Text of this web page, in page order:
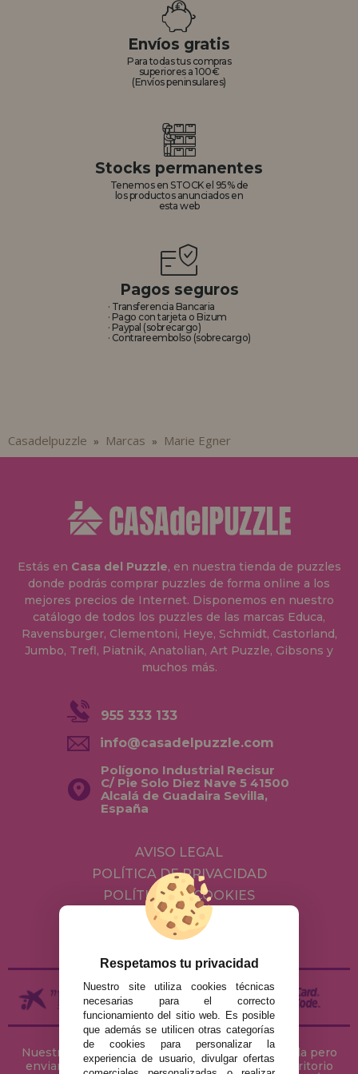
REGISTRO DISTRIBUIDOR
Envíos gratis
Para todas tus compras
superiores a 100€
(Envíos peninsulares)
Stocks permanentes
Tenemos en STOCK el 95% de
los productos anunciados en
esta web
Pagos seguros
· Transferencia Bancaria
· Pago con tarjeta o Bizum
· Paypal (sobrecargo)
· Contrareembolso (sobrecargo)
Casadelpuzzle » Marcas » Marie Egner
Estás en Casa del Puzzle, en nuestra tienda de puzzles
donde podrás comprar puzzles de forma online a los
mejores precios de Internet. Disponemos en nuestro
catálogo de todos los puzzles de las marcas Educa,
Ravensburger, Clementoni, Heye, Schmidt, Castorland,
Jumbo, Trefl, Piatnik, Anatolian, Art Puzzle, Gibsons y
muchos más.
955 333 133
info@casadelpuzzle.com
Polígono Industrial Recisur
C/ Pie Solo Diez Nave 5 41500
Alcalá de Guadaira Sevilla,
España
AVISO LEGAL
POLÍTICA DE PRIVACIDAD
POLÍTICA DE COOKIES
ENVÍOS Y DEVOLUCIONES
DEVOLUCIONES / DESISTIMIENTO
Nuestra tienda de puzzles está ubicada en Sevilla pero
enviamos tus puzzles a cualquier ciudad del territorio
Respetamos tu privacidad
Nuestro site utiliza cookies técnicas
necesarias para el correcto
funcionamiento del sitio web. Es posible
que además se utilicen otras categorías
de cookies para personalizar la
experiencia de usuario, divulgar ofertas